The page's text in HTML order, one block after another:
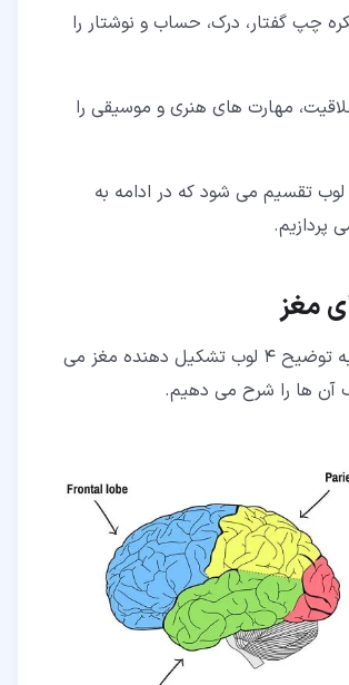
چپ گفتار، درک، حساب و نوشتار را
مهارت های هنری و موسیقی را
هر نیمکره به 4 لوب تقسیم می شود که در ادامه به
پردازیم.
مغز
در این قسمت به توضیح 4 لوب تشکیل دهنده مغز می
آن ها را شرح می دهیم.